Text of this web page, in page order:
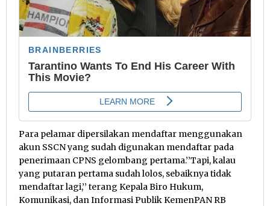
Para pelamar dipersilakan mendaftar menggunakan
akun SSCN yang sudah digunakan mendaftar pada
penerimaan CPNS gelombang pertama.’’Tapi, kalau
yang putaran pertama sudah lolos, sebaiknya tidak
mendaftar lagi,’’ terang Kepala Biro Hukum,
Komunikasi, dan Informasi Publik KemenPAN RB